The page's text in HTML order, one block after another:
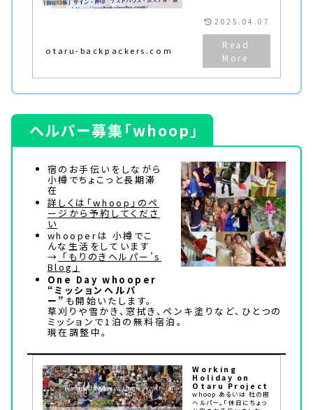
otaru-backpackers.com
2025.04.07
ヘルパー募集「whoop」
宿のお手伝いをしながら
小樽でちょこっと長期滞
在
詳しくは「whoop」のペ
ージから予約してくださ
い
whooperは 小樽でこ
んな生活をしています
→ 「もりのきヘルパー’s
Blog」
One Day whooper
“ミッションヘルパ
ー” も開始いたします。
草刈りや雪かき、窓拭き、ペンキ塗りなど、ひとつの
ミッションで1泊の無料宿泊。
現在調整中。
Working
Holiday on
Otaru Project
whoop あるいは 杜の樹
ヘルパー。「休日にちょっ